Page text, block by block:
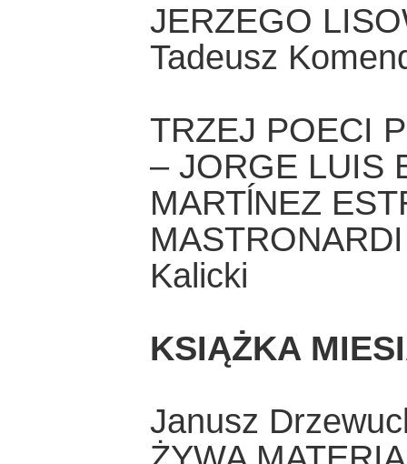
JERZEGO
Tadeusz
TRZEJ POECI
– JORGE LUIS
MARTĺNEZ
Kalicki
KSIĄŻKA
Janusz